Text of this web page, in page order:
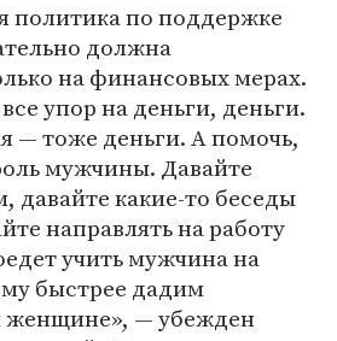
политика по поддержке
должна
на финансовых мерах.
упор на деньги, деньги.
— тоже деньги. А помочь,
мужчины. Давайте
давайте какие-то беседы
направлять на работу
учить мужчина на
быстрее дадим
— убежден